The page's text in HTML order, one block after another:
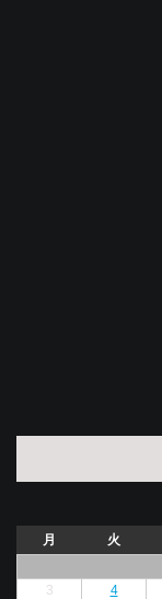
月
火
3
4